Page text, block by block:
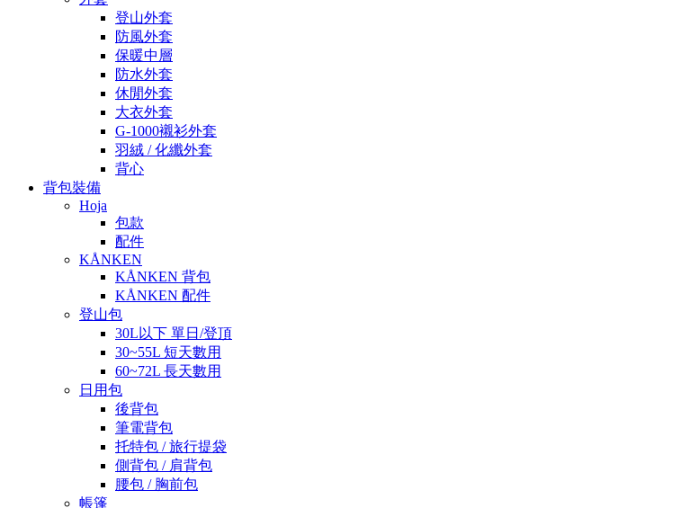
登山外套
防風外套
保暖中層
防水外套
休閒外套
大衣外套
G-1000襯衫外套
羽絨 / 化纖外套
背心
背包裝備
Hoja
包款
配件
KÅNKEN
KÅNKEN 背包
KÅNKEN 配件
登山包
30L以下 單日/登頂
30~55L 短天數用
60~72L 長天數用
日用包
後背包
筆電背包
托特包 / 旅行提袋
側背包 / 肩背包
腰包 / 胸前包
帳篷